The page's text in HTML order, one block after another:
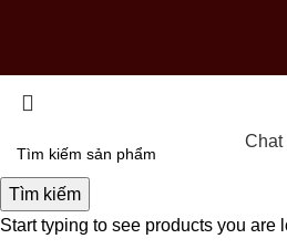
Tìm kiếm
Start typing to see products you are
Chat